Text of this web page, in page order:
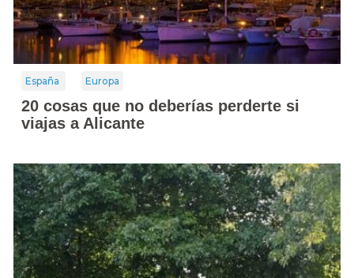
España Europa
20 cosas que no deberías perderte si
viajas a Alicante